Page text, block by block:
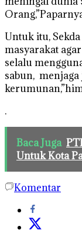
Untuk itu,
masyarakat
selalu
sabun,
.
Baca Juga
Untuk Kota
Komentar